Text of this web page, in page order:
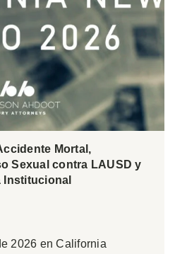
Mortal,
Sexual contra LAUSD y
Institucional
2026 en California